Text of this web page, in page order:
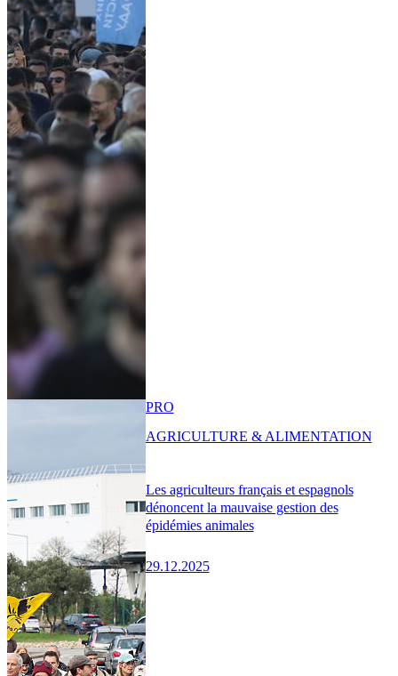
Les agriculteurs français et espagnols
dénoncent la mauvaise gestion des
épidémies animales
29.12.2025
PRO
AGRICULTURE & ALIMENTATION